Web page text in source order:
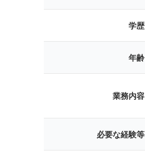
学歴
年齢
業務内容
必要な経験等